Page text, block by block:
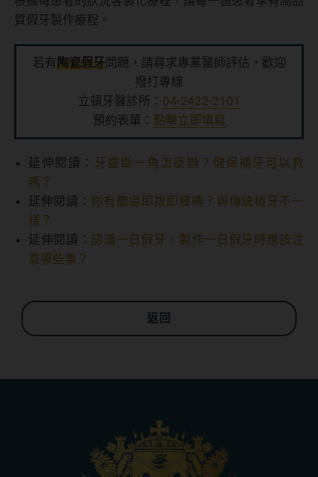
質假牙製作療程。
若有陶瓷假牙問題，請尋求專業醫師評估，歡迎
撥打專線
立頓牙醫診所： 04-2422-2101
預約表單： 點擊立即填寫
延伸閱讀： 牙齒斷一角怎麼辦？健保補牙可以救
嗎？
延伸閱讀： 你有聽過即拔即種嗎？與傳統植牙不一
樣？
延伸閱讀： 認識一日假牙，製作一日假牙時應該注
意哪些事？
返回